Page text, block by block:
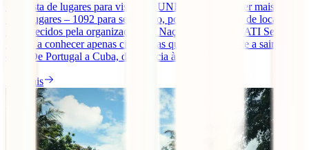
Esta lista de lugares para visitar da UNESCO poderia ter mais de
1000 lugares – 1092 para ser exacto, pois é esse o total de locais
reconhecidos pela organização das Nações Unidas. A IATI Seguros
leva-te a conhecer apenas cinco, mas que vão inspirar-te a sair de
casa. De Portugal a Cuba, da Croácia à [...]
Ler mais